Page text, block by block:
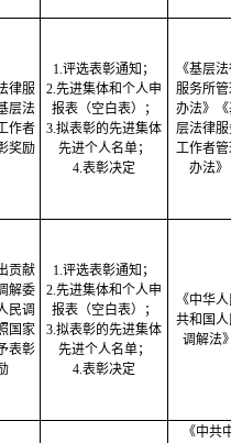
律服
层法
作者
奖励
1.评选表彰通知；
2.先进集体和个人申
报表（空白表）；
3.拟表彰的先进集体
先进个人名单；
4.表彰决定
《基层
服务所管
办法》《
层法律服
工作者管
办法》
贡献
解委
民调
国家
表彰
1.评选表彰通知；
2.先进集体和个人申
报表（空白表）；
3.拟表彰的先进集体
先进个人名单；
4.表彰决定
《中华
共和国人
调解法
《中共